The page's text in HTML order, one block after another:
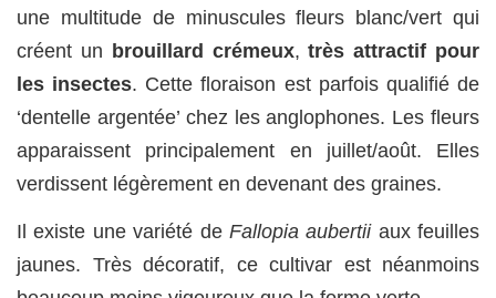
une multitude de minuscules fleurs blanc/vert qui
créent un brouillard crémeux,très attractif pour
les insectes. Cette floraison est parfois qualifié de
‘dentelle argentée’ chez les anglophones. Les fleurs
apparaissent principalement en juillet/août. Elles
verdissent légèrement en devenant des graines.
Il existe une variété de Fallopia aubertiiaux feuilles
jaunes. Très décoratif, ce cultivar est néanmoins